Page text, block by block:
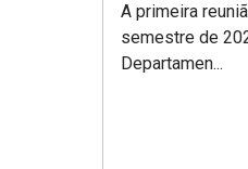
A primeira
semestre de
Departamen...